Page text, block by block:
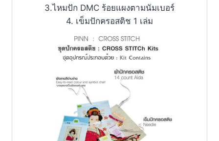
3.ไหมปัก DMC ร้อยแผงตามนัมเบอร์
4. เข็มปักครอสติช 1 เล่ม